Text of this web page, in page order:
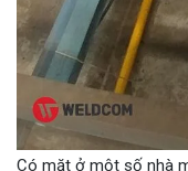
Có mặt ở một số nhà